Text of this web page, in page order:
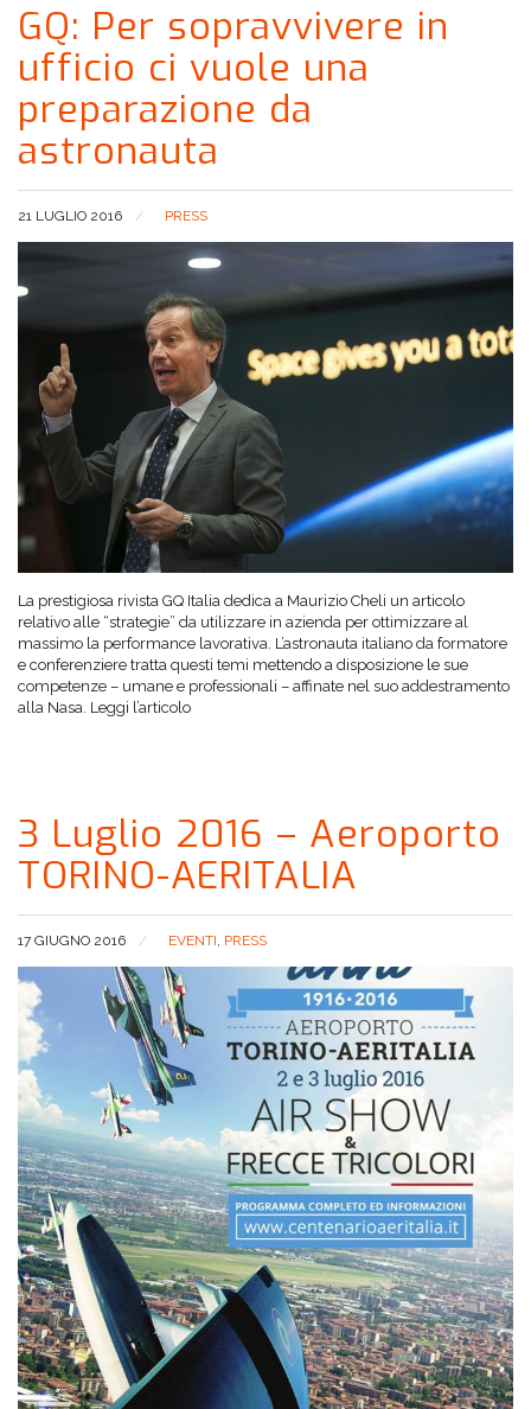
GQ: Per sopravvivere in
ufficio ci vuole una
preparazione da
astronauta
21 LUGLIO 2016 PRESS
La prestigiosa rivista GQ Italia dedica a Maurizio Cheli un articolo
relativo alle “strategie” da utilizzare in azienda per ottimizzare al
massimo la performance lavorativa. L’astronauta italiano da formatore
e conferenziere tratta questi temi mettendo a disposizione le sue
competenze – umane e professionali – affinate nel suo addestramento
alla Nasa. Leggi l’articolo
3 Luglio 2016 – Aeroporto
TORINO-AERITALIA
17 GIUGNO 2016 EVENTI, PRESS